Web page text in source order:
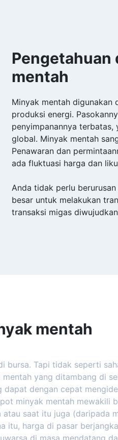
Pengetahuan
mentah
Minyak mentah digunakan
produksi energi.
penyimpanannya
global. Minyak mentah
Penawaran dan
ada fluktuasi harga dan
Anda tidak perlu
besar untuk melakukan
transaksi migas
mentah
bursa. Tapi tidak seperti
yang ditambang di
dapat dengan cepat
minyak mentah mewakili
saat itu juga (daripada
itu, harga di pasar